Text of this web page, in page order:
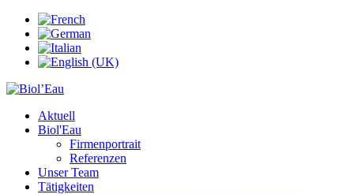
Aktuell
Biol'Eau
Firmenportrait
Referenzen
Unser Team
Tätigkeiten